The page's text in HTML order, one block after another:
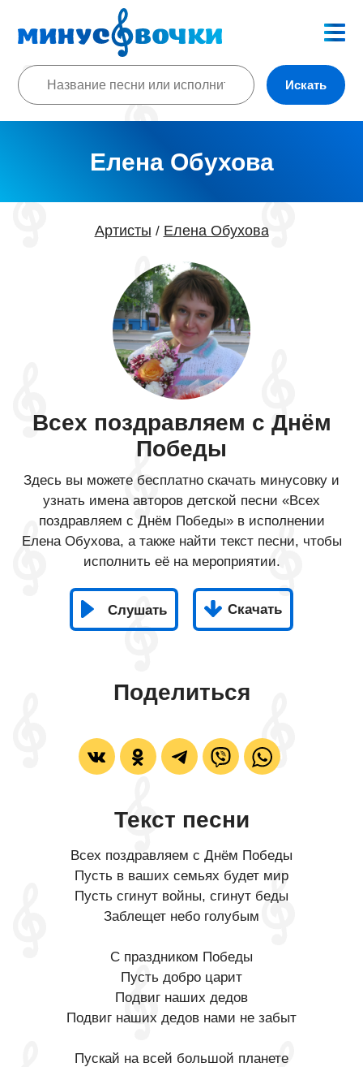
Искать
Елена Обухова
Артисты / Елена Обухова
Всех поздравляем с Днём
Победы
Здесь вы можете бесплатно скачать минусовку и
узнать имена авторов детской песни «Всех
поздравляем с Днём Победы» в исполнении
Елена Обухова, а также найти текст песни, чтобы
исполнить её на мероприятии.
Слушать Скачать
Поделиться
Текст песни
Всех поздравляем с Днём Победы
Пусть в ваших семьях будет мир
Пусть сгинут войны, сгинут беды
Заблещет небо голубым
С праздником Победы
Пусть добро царит
Подвиг наших дедов
Подвиг наших дедов нами не забыт
Пускай на всей большой планете